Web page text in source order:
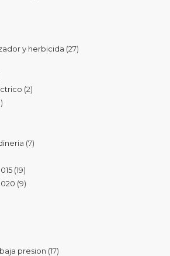
y herbicida 27
2
7
19
9
presion 17